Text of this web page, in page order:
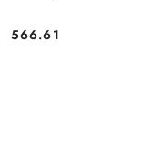
Cena:
566.61